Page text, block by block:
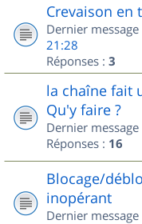
Crevaison en
Dernier
21:28
Réponses : 3
la chaîne fait
Qu'y faire ?
Dernier
Réponses : 16
Blocage/
inopérant
Dernier